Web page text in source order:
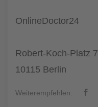
OnlineDoctor24
Robert-Koch-Platz 7
10115 Berlin
Weiterempfehlen: